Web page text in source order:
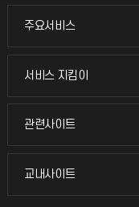
주요서비스
주요서비스
교무회의방송
서비스 지킴이
서비스 지킴이
묻고 답하기
관련사이트
관련사이트
국방헬프콜
교내사이트
교내사이트